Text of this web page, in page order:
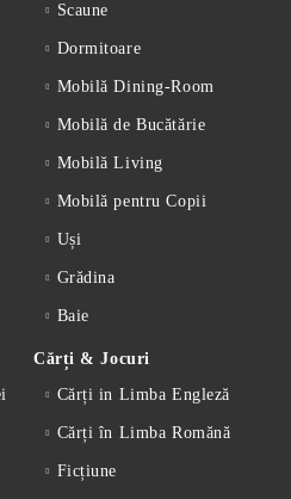
Scaune
Dormitoare
Mobilă Dining-Room
Mobilă de Bucătărie
Mobilă Living
Mobilă pentru Copii
Uși
Grădina
Baie
Cărți & Jocuri
Cărți in Limba Engleză
Cărți în Limba Romănă
Ficțiune